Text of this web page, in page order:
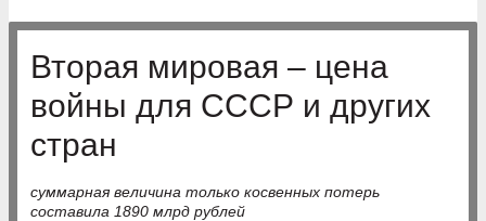
Вторая мировая – цена
войны для СССР и других
стран
суммарная величина только косвенных потерь
составила 1890 млрд рублей